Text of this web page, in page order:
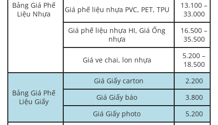
Bảng Giá Phế
Liệu Nhựa
Giá phế liệu nhựa PVC, PET, TPU
13.100 –
33.000
Giá phế liệu nhựa HI, Giá Ống
nhựa
16.500 –
35.500
Giá ve chai, lon nhựa
5.200 –
18.500
Bảng Giá Phế
Liệu Giấy
Giá Giấy carton
2.200
Giá Giấy báo
3.800
Giá Giấy photo
5.200